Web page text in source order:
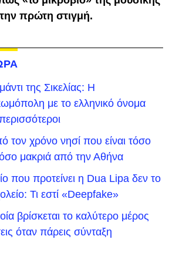
πρώτη στιγμή.
της Σικελίας: Η
με το ελληνικό όνομα
τον χρόνο νησί που είναι τόσο
μακριά από την Αθήνα
που προτείνει η Dua Lipa δεν το
Τι εστί «Deepfake»
βρίσκεται το καλύτερο μέρος
όταν πάρεις σύνταξη